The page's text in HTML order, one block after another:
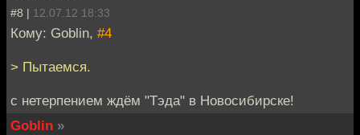
#8 | 12.07.12 18:33
Кому: Goblin, #4
> Пытаемся.
с нетерпением ждём "Тэда" в Новосибирске!
Goblin »